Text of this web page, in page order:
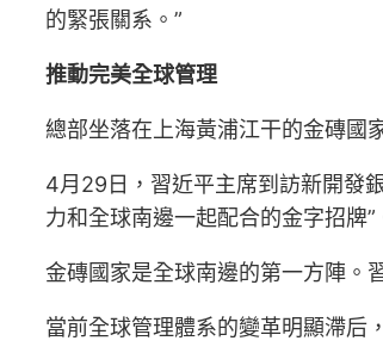
的緊張關系。”
推動完美全球管理
總部坐落在上海黃浦江干的金磚國
4月29日，習近平主席到訪新開發
力和全球南邊一起配合的金字招牌”
金磚國家是全球南邊的第一方陣。
當前全球管理體系的變革明顯滯后